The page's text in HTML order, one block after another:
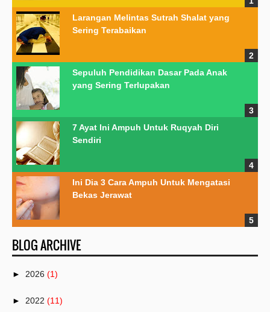
Larangan Melintas Sutrah Shalat yang
Sering Terabaikan
Sepuluh Pendidikan Dasar Pada Anak
yang Sering Terlupakan
7 Ayat Ini Ampuh Untuk Ruqyah Diri
Sendiri
Ini Dia 3 Cara Ampuh Untuk Mengatasi
Bekas Jerawat
BLOG ARCHIVE
► 2026 (1)
► 2022 (11)